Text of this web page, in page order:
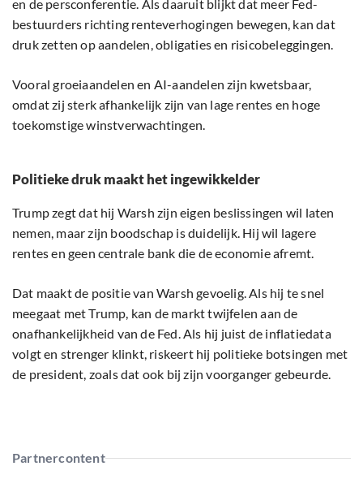
en de persconferentie. Als daaruit blijkt dat meer Fed-
bestuurders richting renteverhogingen bewegen, kan dat
druk zetten op aandelen, obligaties en risicobeleggingen.
Vooral groeiaandelen en AI-aandelen zijn kwetsbaar,
omdat zij sterk afhankelijk zijn van lage rentes en hoge
toekomstige winstverwachtingen.
Politieke druk maakt het ingewikkelder
Trump zegt dat hij Warsh zijn eigen beslissingen wil laten
nemen, maar zijn boodschap is duidelijk. Hij wil lagere
rentes en geen centrale bank die de economie afremt.
Dat maakt de positie van Warsh gevoelig. Als hij te snel
meegaat met Trump, kan de markt twijfelen aan de
onafhankelijkheid van de Fed. Als hij juist de inflatiedata
volgt en strenger klinkt, riskeert hij politieke botsingen met
de president, zoals dat ook bij zijn voorganger gebeurde.
Partnercontent